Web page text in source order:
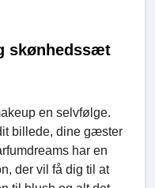
skønhedssæt
en selvfølge.
billede, dine gæster
har en
der vil få dig til at